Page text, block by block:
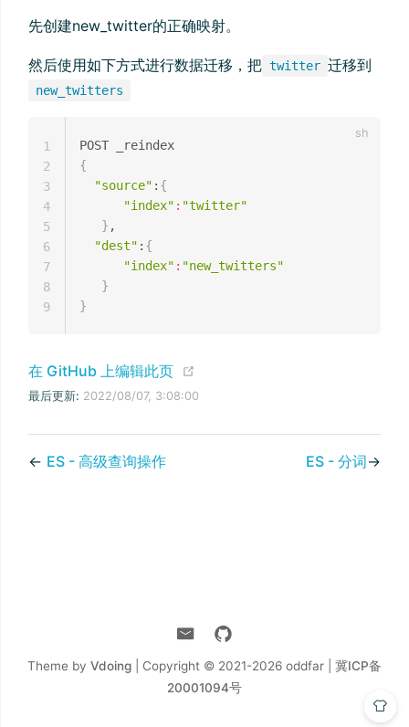
先创建new_twitter的正确映射。
然后使用如下方式进行数据迁移，把 twitter 迁移到
new_twitters
{
"source" : {
"index" : "twitter"
} ,
"dest" : {
"index" : "new_twitters"
}
}
1
2
3
4
5
6
7
8
9
在 GitHub 上编辑此页
最后更新: 2022/08/07, 3:08:00
← ES - 高级查询操作 ES - 分词→
Theme by Vdoing | Copyright © 2021-2026 oddfar | 冀ICP备
20001094号